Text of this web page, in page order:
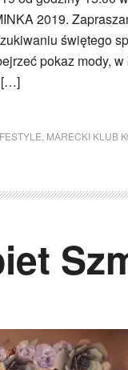
2019.
świętego
pokaz mody,
[…]
MARECKI KLUB